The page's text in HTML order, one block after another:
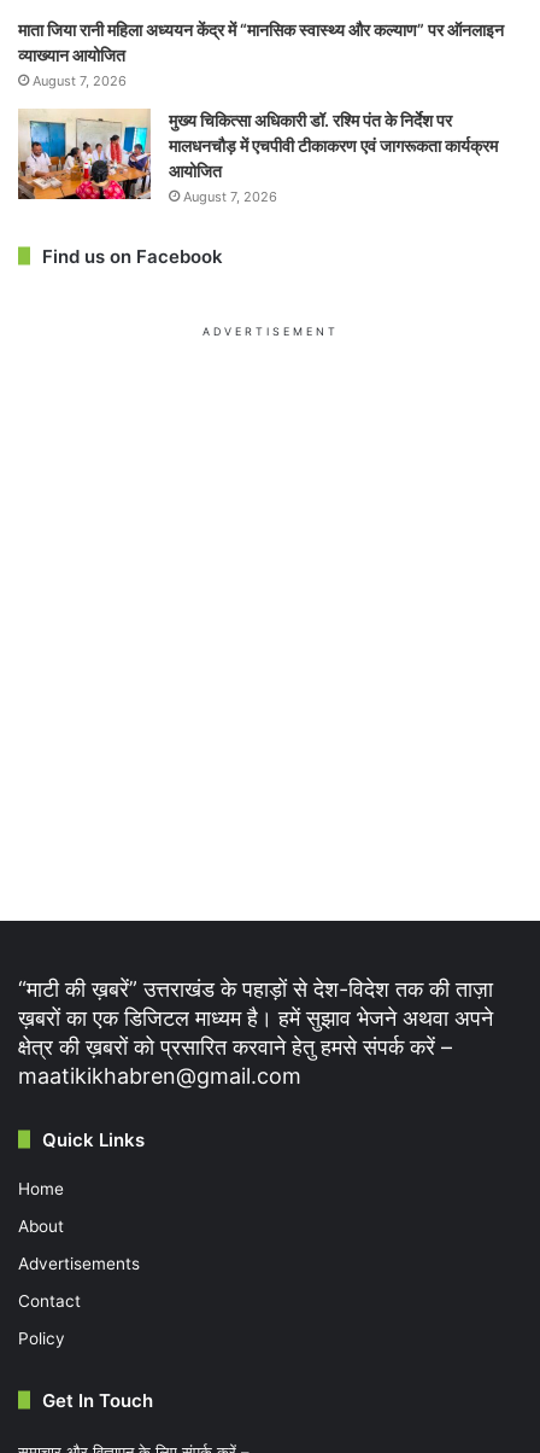
माता जिया रानी महिला अध्ययन केंद्र में “मानसिक स्वास्थ्य और कल्याण” पर ऑनलाइन
व्याख्यान आयोजित
August 7, 2026
मुख्य चिकित्सा अधिकारी डॉ. रश्मि पंत के निर्देश पर
मालधनचौड़ में एचपीवी टीकाकरण एवं जागरूकता कार्यक्रम
आयोजित
August 7, 2026
Find us on Facebook
ADVERTISEMENT
“माटी की ख़बरें” उत्तराखंड के पहाड़ों से देश-विदेश तक की ताज़ा
ख़बरों का एक डिजिटल माध्यम है। हमें सुझाव भेजने अथवा अपने
क्षेत्र की ख़बरों को प्रसारित करवाने हेतु हमसे संपर्क करें –
maatikikhabren@gmail.com
Quick Links
Home
About
Advertisements
Contact
Policy
Get In Touch